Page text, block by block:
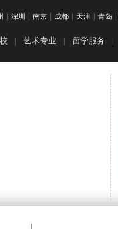
深圳 南京 成都 天津 青岛
艺术专业
热门：视觉传达
热门：交互设计
热门：动画专业
热门：音乐专业
留学服务
英国艺术留学
美国艺术留学
日本艺术留学
韩国艺术留学
澳大利亚艺术留学